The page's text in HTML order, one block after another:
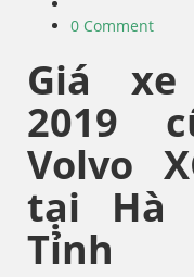
0 Comment
Giá xe
2019
Volvo
tại Hà
Tỉnh